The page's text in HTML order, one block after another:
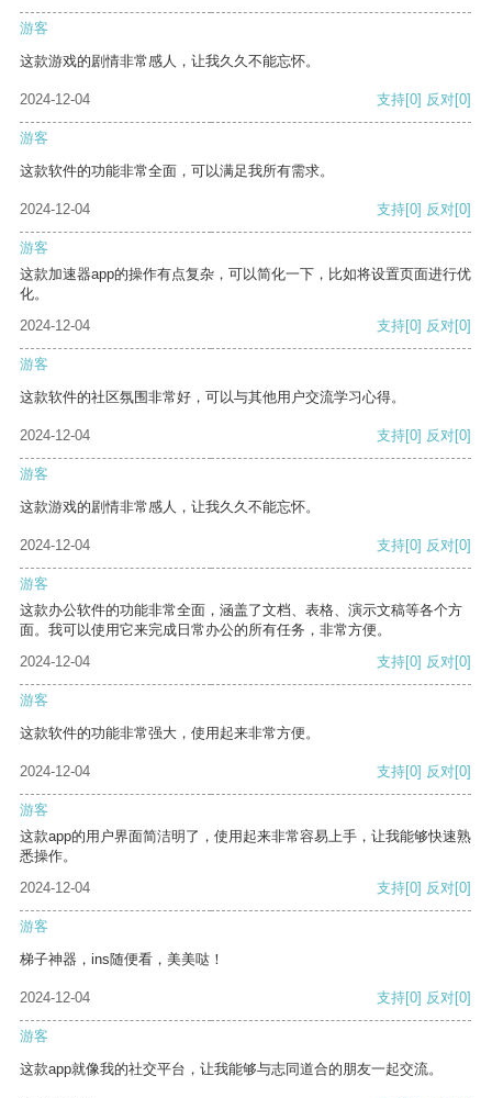
游客
这款游戏的剧情非常感人，让我久久不能忘怀。
2024-12-04 支持[0] 反对[0]
游客
这款软件的功能非常全面，可以满足我所有需求。
2024-12-04 支持[0] 反对[0]
游客
这款加速器app的操作有点复杂，可以简化一下，比如将设置页面进行优
化。
2024-12-04
支持[0] 反对[0]
游客
这款软件的社区氛围非常好，可以与其他用户交流学习心得。
2024-12-04 支持[0] 反对[0]
游客
这款游戏的剧情非常感人，让我久久不能忘怀。
2024-12-04 支持[0] 反对[0]
游客
这款办公软件的功能非常全面，涵盖了文档、表格、演示文稿等各个方
面。我可以使用它来完成日常办公的所有任务，非常方便。
2024-12-04
支持[0] 反对[0]
游客
这款软件的功能非常强大，使用起来非常方便。
2024-12-04 支持[0] 反对[0]
游客
这款app的用户界面简洁明了，使用起来非常容易上手，让我能够快速熟
悉操作。
2024-12-04
支持[0] 反对[0]
游客
梯子神器，ins随便看，美美哒！
2024-12-04 支持[0] 反对[0]
游客
这款app就像我的社交平台，让我能够与志同道合的朋友一起交流。